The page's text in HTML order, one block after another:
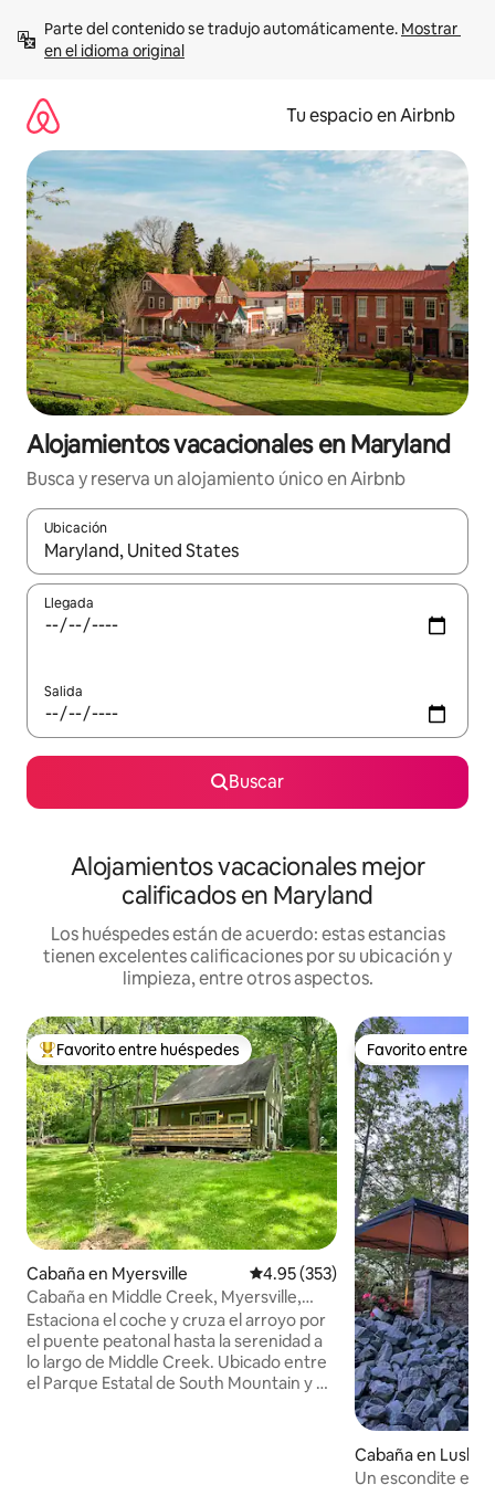
contenido
Parte del contenido se tradujo automáticamente. Mostrar
en el idioma original
Tu espacio en Airbnb
Alojamientos vacacionales en Maryland
Busca y reserva un alojamiento único en Airbnb
Ubicación
Cuando los resultados estén disponibles, podrás navegar
Llegada
Salida
Buscar
Alojamientos vacacionales mejor
calificados en Maryland
Los huéspedes están de acuerdo: estas estancias
tienen excelentes calificaciones por su ubicación y
limpieza, entre otros aspectos.
De los mejores en Favorito entre huéspedes
Favorito entre huéspedes
Cabaña en Myersville Calificación promedio: 4.95 de
4.95 (353)
Cabaña en Middle Creek, Myersville,
Maryland, Middletown
Estaciona el coche y cruza el arroyo por
el puente peatonal hasta la serenidad a
lo largo de Middle Creek. Ubicado entre
el Parque Estatal de South Mountain y el
Favorito entre
Favorito entre
Cabaña en Lusby
Un escondite en